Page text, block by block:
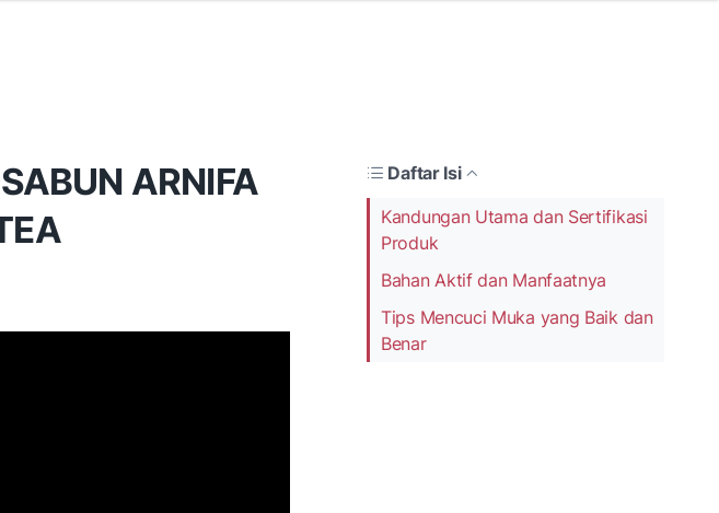
ARNIFA
Daftar Isi
Kandungan Utama dan Sertifikasi
Produk
Bahan Aktif dan Manfaatnya
Tips Mencuci Muka yang Baik dan
Benar